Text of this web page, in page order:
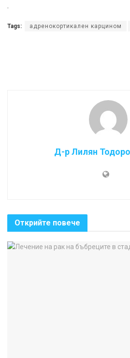
.
Tags: адренокортикален карцином
Д-р Лилян
Открийте повече